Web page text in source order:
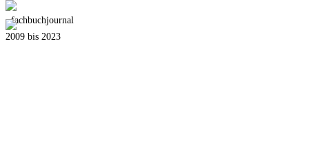
fachbuchjournal
2009 bis 2023